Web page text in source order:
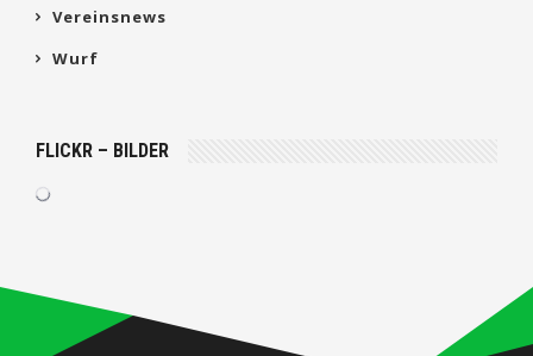
Vereinsnews
Wurf
FLICKR – BILDER